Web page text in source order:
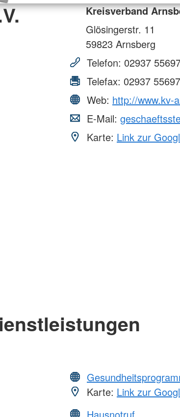
Kreisverband
Glösingerstr. 11
59823 Arnsberg
Telefon: 02937
Telefax: 02937
Web: http://www.kv-
E-Mail:
Karte: Link zur
Karte: Link zur